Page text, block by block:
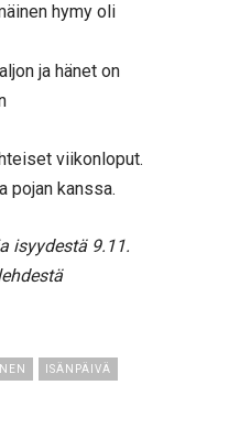
hymy oli
ja hänet on
viikonloput.
pojan kanssa.
isyydestä 9.11.
ISÄNPÄIVÄ